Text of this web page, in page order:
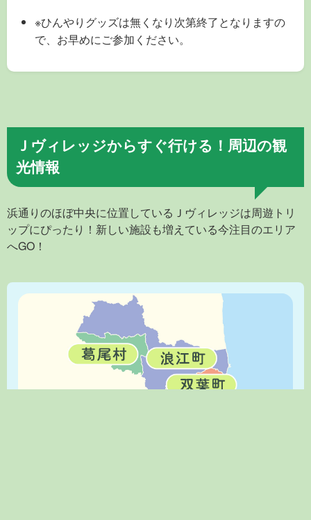
※ひんやりグッズは無くなり次第終了となりますの
で、お早めにご参加ください。
Ｊヴィレッジからすぐ行ける！周辺の観
光情報
浜通りのほぼ中央に位置しているＪヴィレッジは周遊トリ
ップにぴったり！新しい施設も増えている今注目のエリア
へGO！